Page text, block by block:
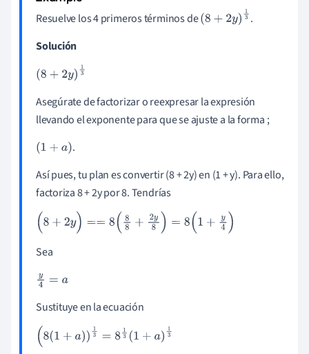
Resuelve los 4 primeros términos de(8+2y )13
.
Solución
(8+2y )13
Asegúrate de factorizar o reexpresar la expresión
llevando el exponente para que se ajuste a la forma ;
(1+a)
.
Así pues, tu plan es convertir (8 + 2y) en (1 + y). Para ello,
factoriza 8 + 2y por 8. Tendrías
(8+ 2y) ==8( 88+2y 8)= 8( 1+y 4)
Sea
y4 =a
Sustituye en la ecuación
(8(1+a))13=8 1 3(1 +a)13